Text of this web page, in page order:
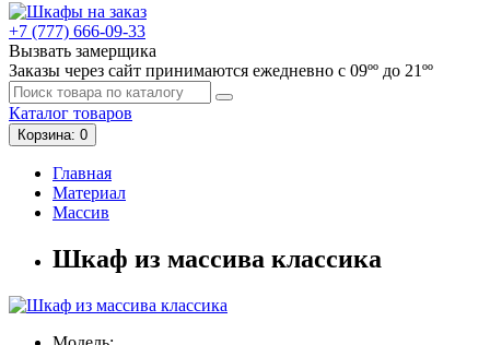
+7 (777) 666-09-33
Вызвать замерщика
Заказы через сайт принимаются ежедневно с 09ºº до 21ºº
Каталог товаров
Корзина: 0
Главная
Материал
Массив
Шкаф из массива классика